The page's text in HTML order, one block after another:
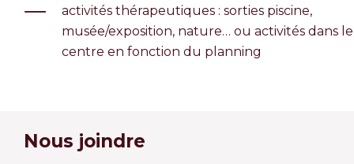
activités thérapeutiques : sorties piscine,
musée/exposition, nature… ou activités dans le
centre en fonction du planning
Nous joindre